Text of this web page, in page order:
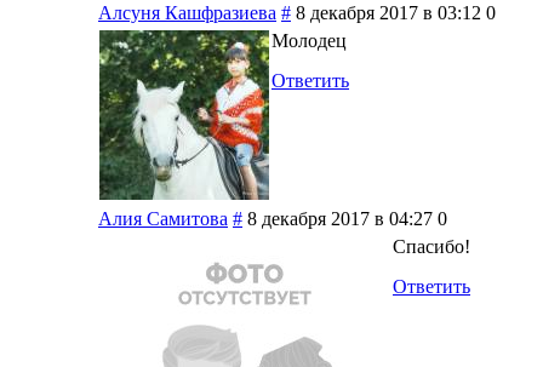
Алсуня Кашфразиева # 8 декабря 2017 в 03:12 0
Молодец
Ответить
Алия Самитова # 8 декабря 2017 в 04:27 0
Спасибо!
Ответить